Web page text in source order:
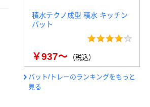
積水テクノ成型 積水 キッチン
バット
￥937～ （税込）
バット/トレーのランキングをもっと
見る